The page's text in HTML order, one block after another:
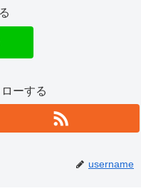
ーする
username